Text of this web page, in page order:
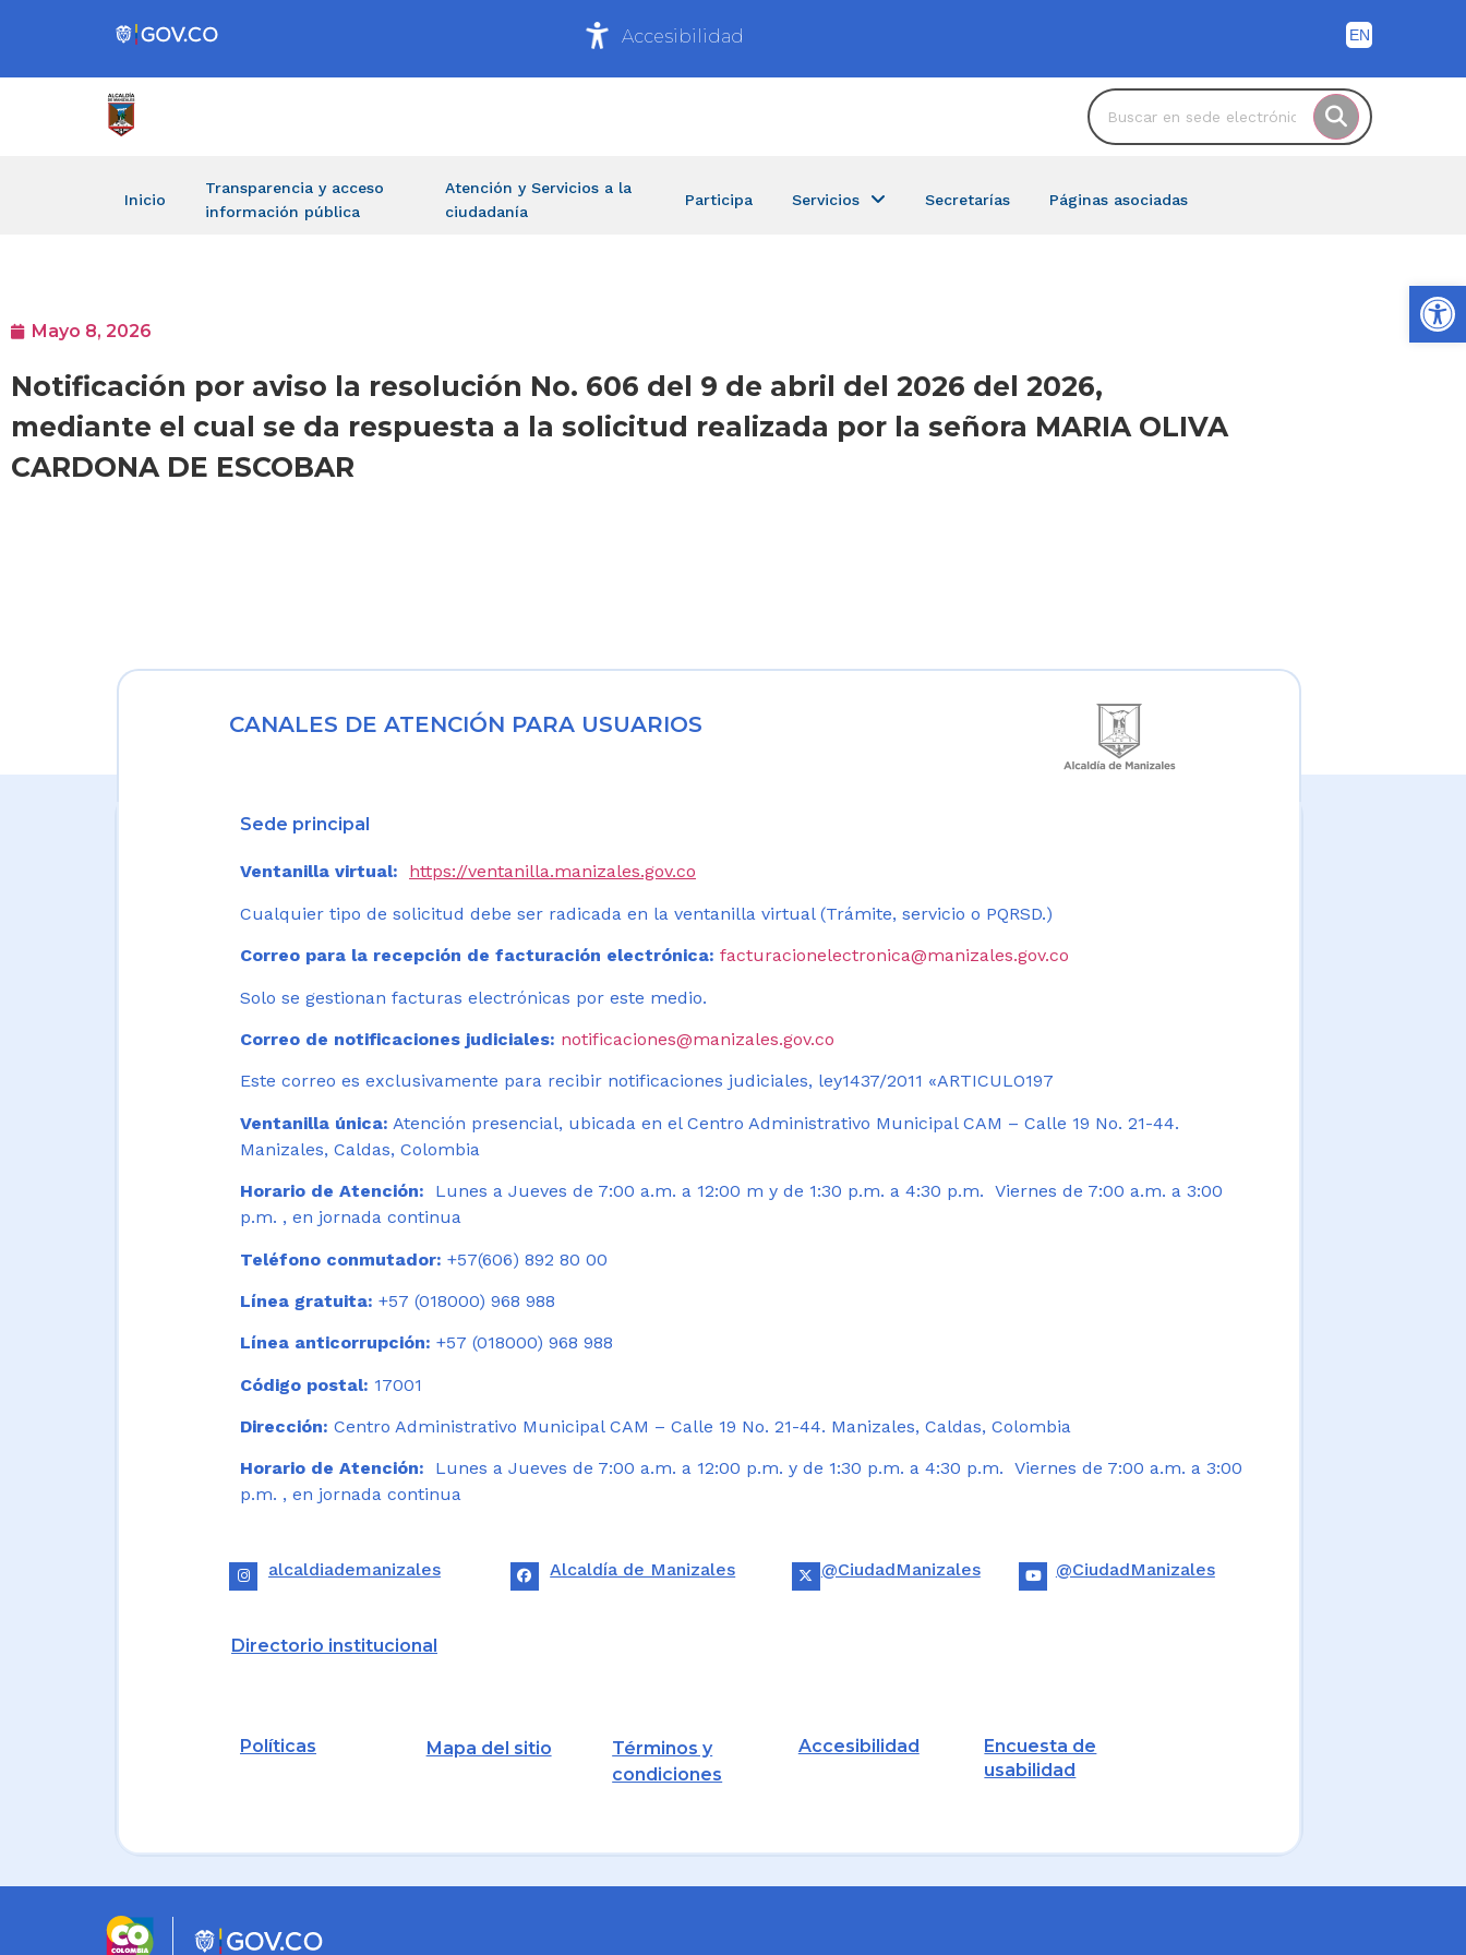
Accesibilidad
Inicio
Transparencia y acceso
información pública
Atención y Servicios a la
ciudadanía
Participa Servicios Secretarías Páginas asociadas
Mayo 8, 2026
Notificación por aviso la resolución No. 606 del 9 de abril del 2026 del 2026,
mediante el cual se da respuesta a la solicitud realizada por la señora MARIA OLIVA
CARDONA DE ESCOBAR
CANALES DE ATENCIÓN PARA USUARIOS
Sede principal
Ventanilla virtual: https://ventanilla.manizales.gov.co
Cualquier tipo de solicitud debe ser radicada en la ventanilla virtual (Trámite, servicio o PQRSD.)
Correo para la recepción de facturación electrónica: facturacionelectronica@manizales.gov.co
Solo se gestionan facturas electrónicas por este medio.
Correo de notificaciones judiciales: notificaciones@manizales.gov.co
Este correo es exclusivamente para recibir notificaciones judiciales, ley1437/2011 «ARTICULO197
Ventanilla única: Atención presencial, ubicada en el Centro Administrativo Municipal CAM – Calle 19 No. 21-44.
Manizales, Caldas, Colombia
Horario de Atención:
Lunes a Jueves de 7:00 a.m. a 12:00 m y de 1:30 p.m. a 4:30 p.m. Viernes de 7:00 a.m. a 3:00
p.m. , en jornada continua
Teléfono conmutador: +57(606) 892 80 00
Línea gratuita: +57 (018000) 968 988
Línea anticorrupción: +57 (018000) 968 988
Código postal: 17001
Dirección: Centro Administrativo Municipal CAM – Calle 19 No. 21-44. Manizales, Caldas, Colombia
Horario de Atención: Lunes a Jueves de 7:00 a.m. a 12:00 p.m. y de 1:30 p.m. a 4:30 p.m. Viernes de 7:00 a.m. a 3:00
p.m. , en jornada continua
alcaldiademanizales Alcaldía de Manizales @CiudadManizales @CiudadManizales
Directorio institucional
Políticas Mapa del sitio
Términos y
condiciones
Accesibilidad
Encuesta de
usabilidad